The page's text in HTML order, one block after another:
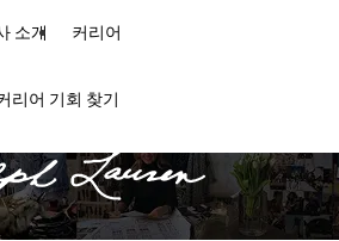
소개 커리어
리어 기회 찾기
you
things.